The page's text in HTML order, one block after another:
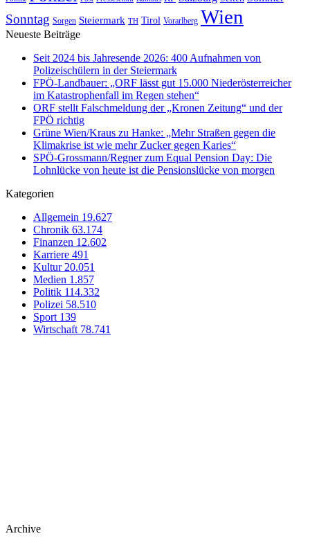
Sonntag Sorgen Steiermark TH Tirol Vorarlberg Wien
Neueste Beiträge
Seit 2024 bis Jahresende 2026: 400 Aufnahmen von
Polizeischülern in der Steiermark
FPÖ-Landbauer: „ORF lässt gut 15.000 Niederösterreicher
im Katastrophenfall im Regen stehen“
ORF stellt Falschmeldung der „Kronen Zeitung“ und der
FPÖ richtig
Grüne Wien/Kraus zu Hanke: „Mehr Straßen gegen die
Klimakrise ist wie mehr Zucker gegen Karies“
SPÖ-Grossmann/Regner zum Equal Pension Day: Die
Lohnlücke von heute ist die Pensionslücke von morgen
Kategorien
Allgemein 19.627
Chronik 63.174
Finanzen 12.602
Karriere 491
Kultur 20.051
Medien 1.857
Politik 114.332
Polizei 58.510
Sport 139
Wirtschaft 78.741
Archive